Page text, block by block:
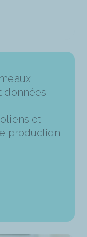
données
et
production